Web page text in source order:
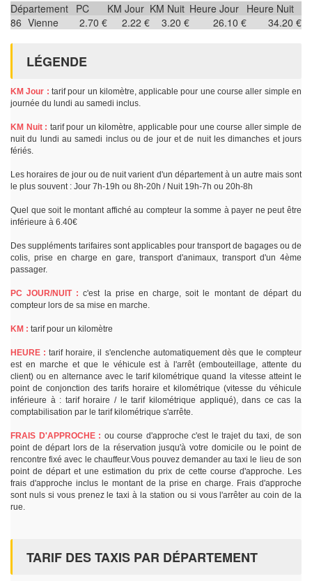
Département PC KM Jour KM Nuit Heure Jour Heure Nuit
86 Vienne 2.70 € 2.22 € 3.20 € 26.10 € 34.20 €
LÉGENDE
KM Jour : tarif pour un kilomètre, applicable pour une course aller simple en
journée du lundi au samedi inclus.
KM Nuit : tarif pour un kilomètre, applicable pour une course aller simple de
nuit du lundi au samedi inclus ou de jour et de nuit les dimanches et jours
fériés.
Les horaires de jour ou de nuit varient d'un département à un autre mais sont
le plus souvent : Jour 7h-19h ou 8h-20h / Nuit 19h-7h ou 20h-8h
Quel que soit le montant affiché au compteur la somme à payer ne peut être
inférieure à 6.40€
Des suppléments tarifaires sont applicables pour transport de bagages ou de
colis, prise en charge en gare, transport d'animaux, transport d'un 4ème
passager.
PC JOUR/NUIT : c'est la prise en charge, soit le montant de départ du
compteur lors de sa mise en marche.
KM : tarif pour un kilomètre
HEURE : tarif horaire, il s'enclenche automatiquement dès que le compteur
est en marche et que le véhicule est à l'arrêt (embouteillage, attente du
client) ou en alternance avec le tarif kilométrique quand la vitesse atteint le
point de conjonction des tarifs horaire et kilométrique (vitesse du véhicule
inférieure à : tarif horaire / le tarif kilométrique appliqué), dans ce cas la
comptabilisation par le tarif kilométrique s'arrête.
FRAIS D'APPROCHE : ou course d'approche c'est le trajet du taxi, de son
point de départ lors de la réservation jusqu'à votre domicile ou le point de
rencontre fixé avec le chauffeur.Vous pouvez demander au taxi le lieu de son
point de départ et une estimation du prix de cette course d'approche. Les
frais d'approche inclus le montant de la prise en charge. Frais d'approche
sont nuls si vous prenez le taxi à la station ou si vous l'arrêter au coin de la
rue.
TARIF DES TAXIS PAR DÉPARTEMENT